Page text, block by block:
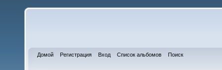
Домой Регистрация Вход Список альбомов Поиск